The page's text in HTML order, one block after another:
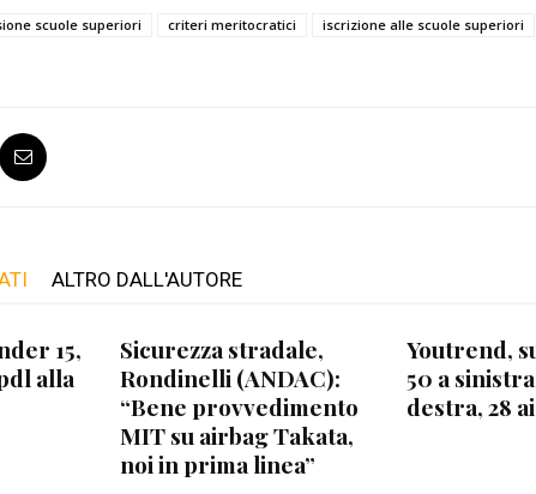
scuole superiori criteri meritocratici iscrizione alle scuole superiori
ALTRO DALL'AUTORE
15,
alla
Sicurezza stradale,
Rondinelli (ANDAC):
“Bene provvedimento
MIT su airbag Takata,
noi in prima linea”
Youtrend,
50 a
destra, 28